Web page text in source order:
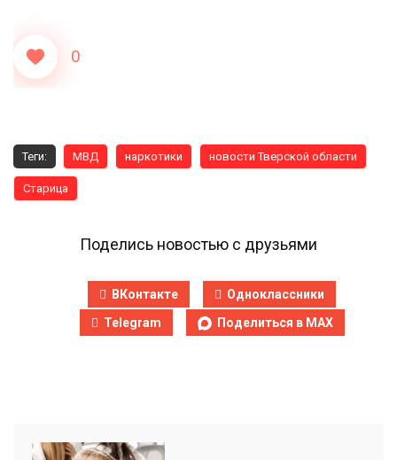
0
Теги: МВД наркотики новости Тверской области
Старица
Поделись новостью с друзьями
ВКонтакте
Одноклассники
Telegram
Поделиться в MAX